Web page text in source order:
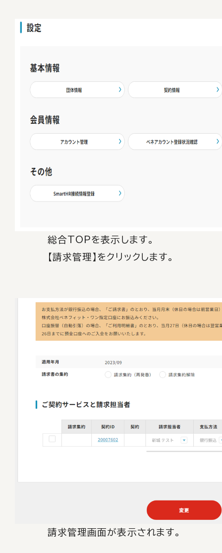
総合TOPを表示します。
【請求管理】をクリックします。
請求管理画面が表示されます。